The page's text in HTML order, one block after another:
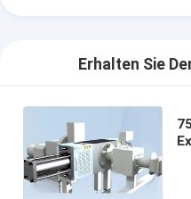
Erhalten Sie